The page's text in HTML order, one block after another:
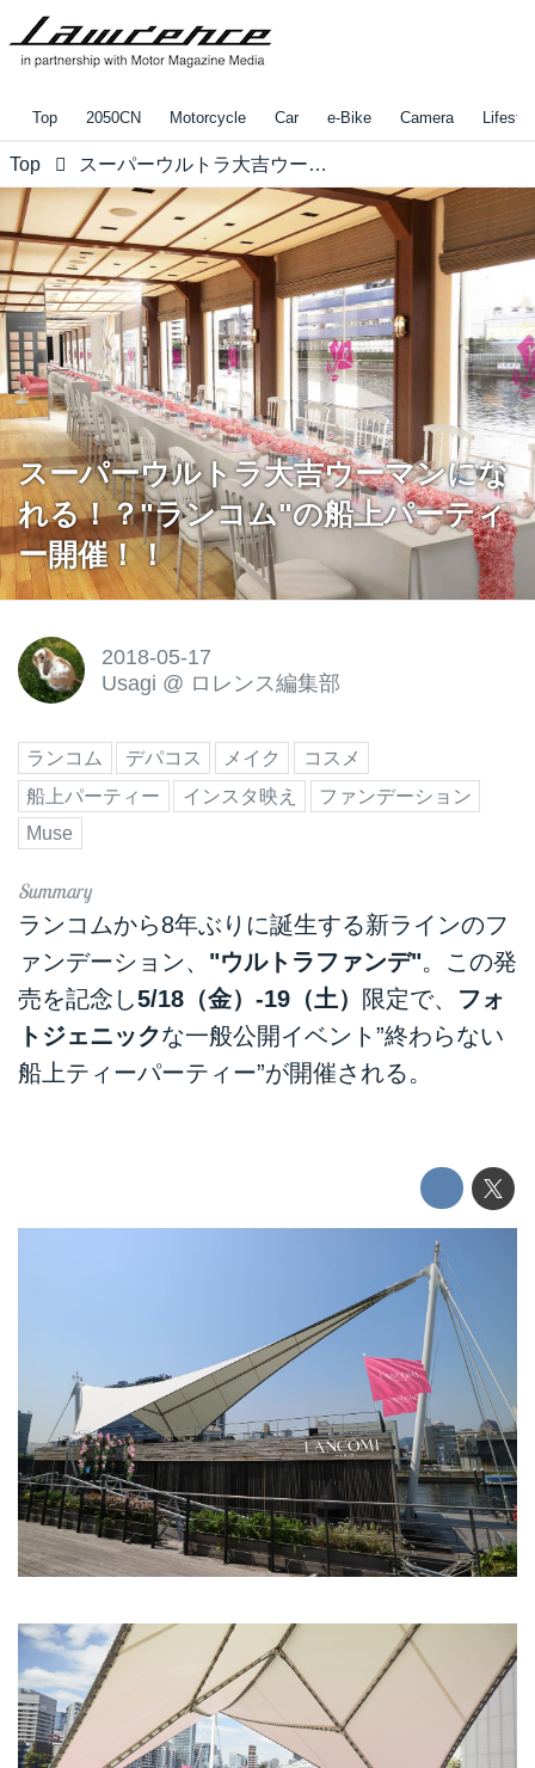
Top 2050CN Motorcycle Car e-Bike Camera
Top スーパーウルトラ大吉ウーマンになれる！？"ランコム"の船上パーティー開催！！
スーパーウルトラ大吉ウーマンにな
れる！？"ランコム"の船上パーティ
ー開催！！
2018-05-17
Usagi @ ロレンス編集部
ランコム デパコス メイク
コスメ
船上パーティー
インスタ映え
ファンデーション
Muse
ランコムから8年ぶりに誕生する新ラインのフ
ァンデーション、 "ウルトラファンデ"。この発
売を記念し5/18（金）-19（土） 限定で、 フォ
トジェニックな一般公開イベント”終わらない
船上ティーパーティー”が開催される。